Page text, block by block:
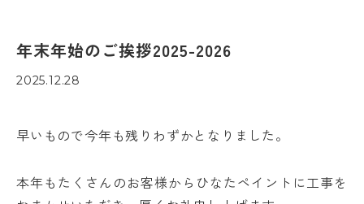
年末年始のご挨拶2025-2026
2025.12.28
早いもので今年も残りわずかとなりました。
本年もたくさんのお客様からひなたペイントに工事を